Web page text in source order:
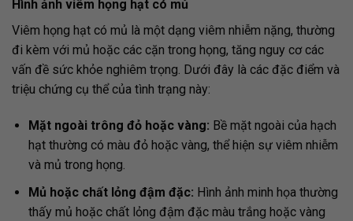
Hình ảnh viêm họng hạt có mủ
Viêm họng hạt có mủ là một dạng viêm nhiễm nặng, thường
đi kèm với mủ hoặc các cặn trong họng, tăng nguy cơ các
vấn đề sức khỏe nghiêm trọng. Dưới đây là các đặc điểm và
triệu chứng cụ thể của tình trạng này:
Mặt ngoài trông đỏ hoặc vàng: Bề mặt ngoài của hạch
hạt thường có màu đỏ hoặc vàng, thể hiện sự viêm nhiễm
và mủ trong họng.
Mủ hoặc chất lỏng đậm đặc: Hình ảnh minh họa thường
thấy mủ hoặc chất lỏng đậm đặc màu trắng hoặc vàng